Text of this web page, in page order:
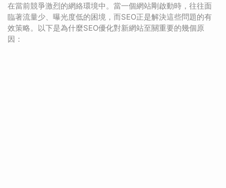
在當前競爭激烈的網絡環境中。當一個網站剛啟動時，往往面
臨著流量少、曝光度低的困境，而SEO正是解決這些問題的有
效策略。以下是為什麼SEO優化對新網站至關重要的幾個原
因：